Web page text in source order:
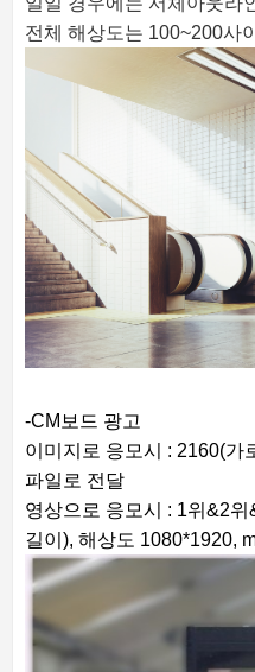
전체 해상도는 100~200사
-CM보드 광고
이미지로 응모시 : 2160(가
파일로 전달
영상으로 응모시 : 1위&2
길이), 해상도 1080*1920,